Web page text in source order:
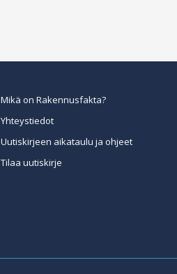
Mikä on Rakennusfakta?
Yhteystiedot
Uutiskirjeen aikataulu ja ohjeet
Tilaa uutiskirje